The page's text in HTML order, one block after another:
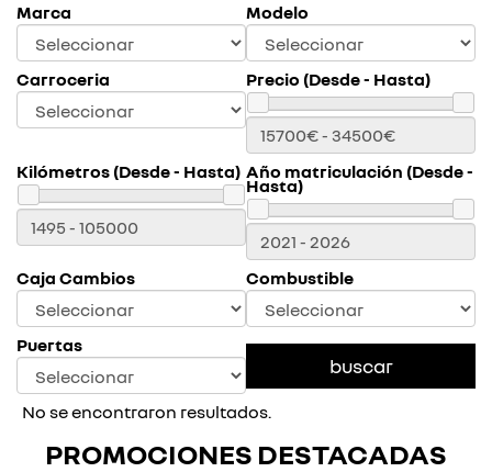
Marca Modelo
Carroceria Precio (Desde - Hasta)
Kilómetros (Desde - Hasta) Año matriculación (Desde -
Hasta)
Caja Cambios Combustible
Puertas
No se encontraron resultados.
PROMOCIONES DESTACADAS